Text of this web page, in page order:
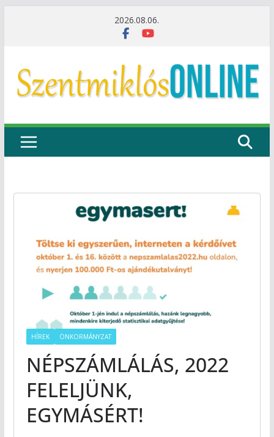
2026.08.06.
HÍREK ÖNKORMÁNYZAT
NÉPSZÁMLÁLÁS, 2022
FELELJÜNK,
EGYMÁSÉRT!